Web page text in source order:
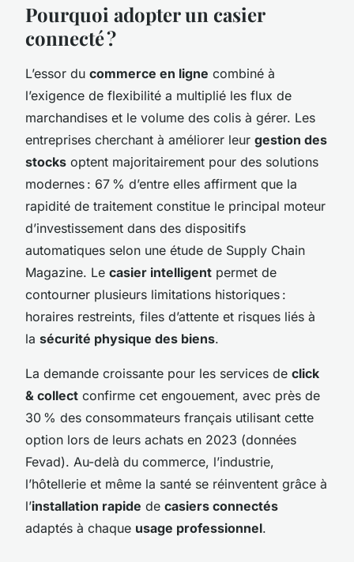
Pourquoi adopter un casier
connecté ?
L’essor du commerce en ligne combiné à
l’exigence de flexibilité a multiplié les flux de
marchandises et le volume des colis à gérer. Les
entreprises cherchant à améliorer leur gestion des
stocks optent majoritairement pour des solutions
modernes : 67 % d’entre elles affirment que la
rapidité de traitement constitue le principal moteur
d’investissement dans des dispositifs
automatiques selon une étude de Supply Chain
Magazine. Le casier intelligent permet de
contourner plusieurs limitations historiques :
horaires restreints, files d’attente et risques liés à
la sécurité physique des biens.
La demande croissante pour les services de click
& collect confirme cet engouement, avec près de
30 % des consommateurs français utilisant cette
option lors de leurs achats en 2023 (données
Fevad). Au-delà du commerce, l’industrie,
l’hôtellerie et même la santé se réinventent grâce à
l’installation rapide de casiers connectés
adaptés à chaque usage professionnel.